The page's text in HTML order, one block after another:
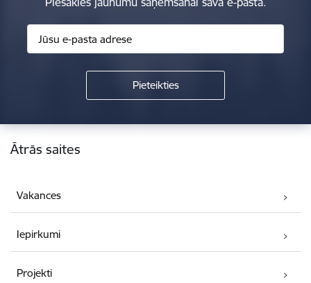
Kājene
Ātrās saites
Vakances
Iepirkumi
Projekti